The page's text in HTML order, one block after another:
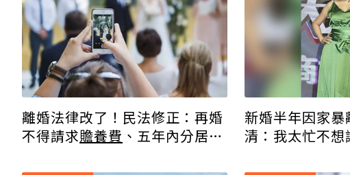
離婚法律改了！民法修正：再婚
不得請求贍養費 、五年內分居三
新婚半年因家
清：我太忙不想